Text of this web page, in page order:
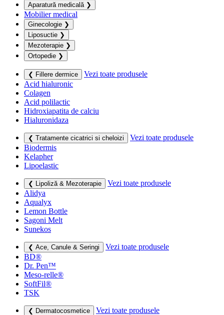
Aparatură medicală ❯
Mobilier medical
Ginecologie ❯
Liposuctie ❯
Mezoterapie ❯
Ortopedie ❯
❮ Fillere dermice
Vezi toate produsele
Acid hialuronic
Colagen
Acid polilactic
Hidroxiapatita de calciu
Hialuronidaza
❮ Tratamente cicatrici si cheloizi
Vezi toate produsele
Biodermis
Kelapher
Lipoelastic
❮ Lipoliză & Mezoterapie
Vezi toate produsele
Alidya
Aqualyx
Lemon Bottle
Sagoni Melt
Sunekos
❮ Ace, Canule & Seringi
Vezi toate produsele
BD®
Dr. Pen™
Meso-relle®
SoftFil®
TSK
❮ Dermatocosmetice
Vezi toate produsele